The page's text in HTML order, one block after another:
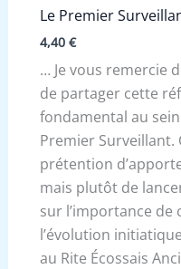
Le Premier
4,40 €
… Je vous remercie
de partager cette
fondamental au
Premier Surveillant.
prétention
mais plutôt de
sur l’importance de
l’évolution
au Rite Écossais